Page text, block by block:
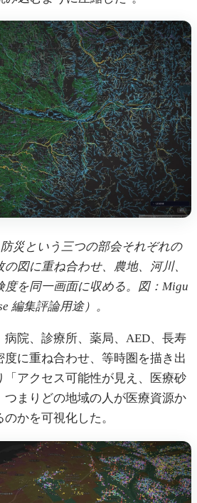
災という三つの部会それぞれの
図に重ね合わせ、農地、河川、
度を同一画面に収める。図：Migu
編集評論用途）。
病院、診療所、薬局、AED、長寿
に重ね合わせ、等時圏を描き出
「アクセス可能性が見え、医療砂
まりどの地域の人が医療資源か
かを可視化した。